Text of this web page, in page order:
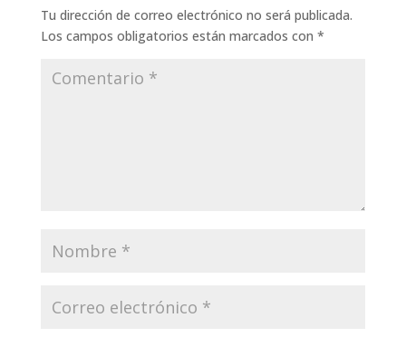
Tu dirección de correo electrónico no será publicada.
Los campos obligatorios están marcados con *